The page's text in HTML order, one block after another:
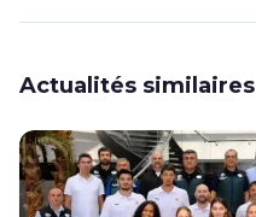
Actualités similaires